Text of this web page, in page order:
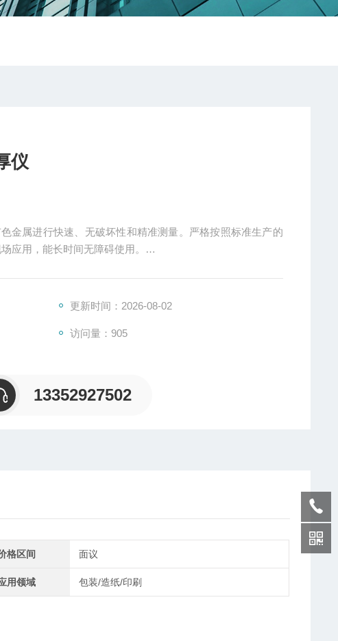
仪
金属进行快速、无破坏性和精准测量。严格按照标准生产的
应用，能长时间无障碍使用。
更新时间：2026-08-02
访问量：905
13352927502
格区间 面议
用领域 包装/造纸/印刷